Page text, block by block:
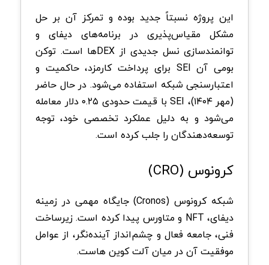
این پروژه نسبتاً جدید بوده و تمرکز آن بر حل
مشکل مقیاس‌پذیری در برنامه‌های دیفای و
توانمندسازی نسل جدیدی از DEXها است. توکن
بومی آن SEI برای پرداخت کارمزد، حاکمیت و
اعتبارسنجی شبکه استفاده می‌شود. در حال حاضر
(مهر ۱۴۰۴)، SEI با قیمت حدودی ۰.۲۵ دلار معامله
می‌شود و به دلیل عملکرد تخصصی خود، توجه
توسعه‌دهندگان را جلب کرده است.
کرونوس (CRO)
شبکه کرونوس (Cronos) جایگاه مهمی در زمینه
دیفای، NFT و متاورس پیدا کرده است. زیرساخت
فنی، جامعه فعال و چشم‌انداز آینده‌نگر، از عوامل
موفقیت آن در میان آلت کوین‌ هاست.